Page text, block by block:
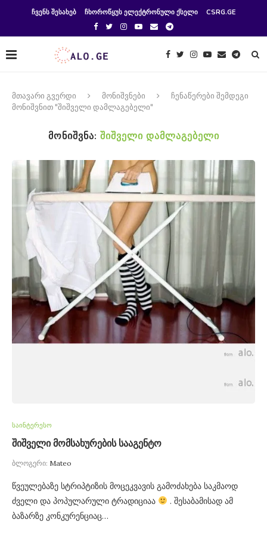
ᲩᲕᲔᲜᲡ ᲨᲔᲡᲐᲮᲔᲑ ᲩᲮᲝᲠᲝᲬᲧᲣᲡ ᲔᲚᲔᲥᲢᲠᲝᲜᲣᲚᲘ ᲥᲡᲔᲚᲘ CSRG.GE
მთავარი გვერდი მონიშვნები
ჩენაწერები შემდეგი
მონიშვნით "შიშველი დამლაგებელი"
ᲛᲝᲜᲘᲨᲕᲜᲐ: ᲨᲘᲨᲕᲔᲚᲘ ᲓᲐᲛᲚᲐᲒᲔᲑᲔᲚᲘ
საინტერესო
შიშველი მომსახურების სააგენტო
ბლოგერი: Mateo
წვეულებაზე სტრიპტიზის მოცეკვავის გამოძახება საკმაოდ
ძველი და პოპულარული ტრადიციაა
. შესაბამისად ამ
ბაზარზე კონკურენციაც…